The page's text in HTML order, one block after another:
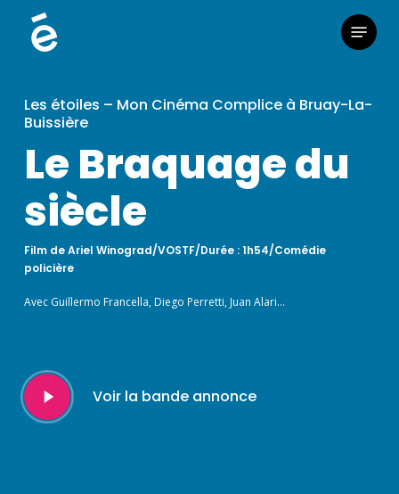
Menu
Les étoiles – Mon Cinéma Complice à Bruay-La-
Buissière
Le Braquage du
siècle
Film de Ariel Winograd/VOSTF/Durée : 1h54/Comédie
policière
Avec Guillermo Francella, Diego Perretti, Juan Alari…
Play
Video
Voir la bande annonce